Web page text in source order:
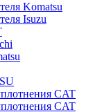
Komatsu
Isuzu
CAT
CAT